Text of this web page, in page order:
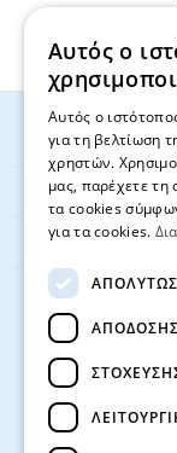
Δευ.
HOT ΚΑΤΗΓΟΡΙΕΣ
ΕΞΥΠΗΡΕΤΗΣΗ
Textbook.gr
Αυτός ο
Αυτός ο
για τη βελτίωση
χρηστών.
μας, παρέχετε τη
τα cookies
για τα cookies.
ΑΠΌΔΟΣΗΣ